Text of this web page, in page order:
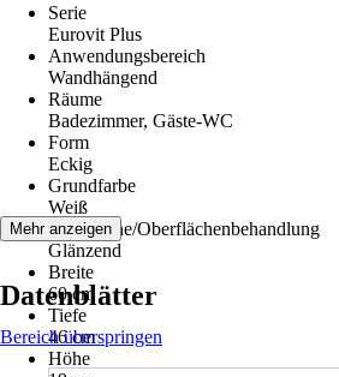
Serie
Eurovit Plus
Anwendungsbereich
Wandhängend
Räume
Badezimmer, Gäste-WC
Form
Eckig
Grundfarbe
Weiß
Oberfläche/Oberflächenbehandlung
Glänzend
Breite
60 cm
Tiefe
46 cm
Höhe
Mehr anzeigen
Datenblätter
Bereich überspringen